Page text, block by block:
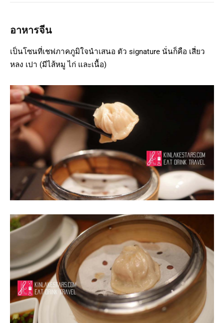
อาหารจีน
เป็นโซนที่เชฟภาคภูมิใจนำเสนอ ตัว signature นั่นก็คือ เสี่ยว
หลง เปา (มีไส้หมู ไก่ และเนื้อ)